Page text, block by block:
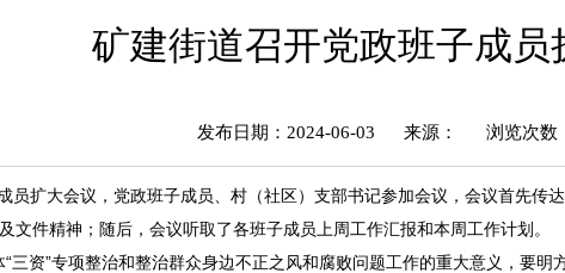
矿建街道召开党政班子成员
发布日期：2024-06-03 来源： 浏览次数
员扩大会议，党政班子成员、村（社区）支部书记参加会议，会议首先传
文件精神；随后，会议听取了各班子成员上周工作汇报和本周工作计划。
资”专项整治和整治群众身边不正之风和腐败问题工作的重大意义，要明